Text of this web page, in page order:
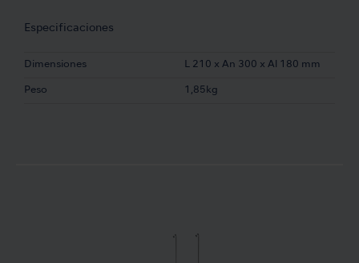
Especificaciones
Dimensiones L 210 x An 300 x Al 180 mm
Peso 1,85kg